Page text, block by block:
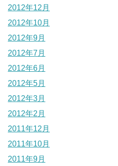
2012年12月
2012年10月
2012年9月
2012年7月
2012年6月
2012年5月
2012年3月
2012年2月
2011年12月
2011年10月
2011年9月